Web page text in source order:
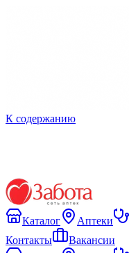
К содержанию
Каталог Аптеки
Контакты
Вакансии